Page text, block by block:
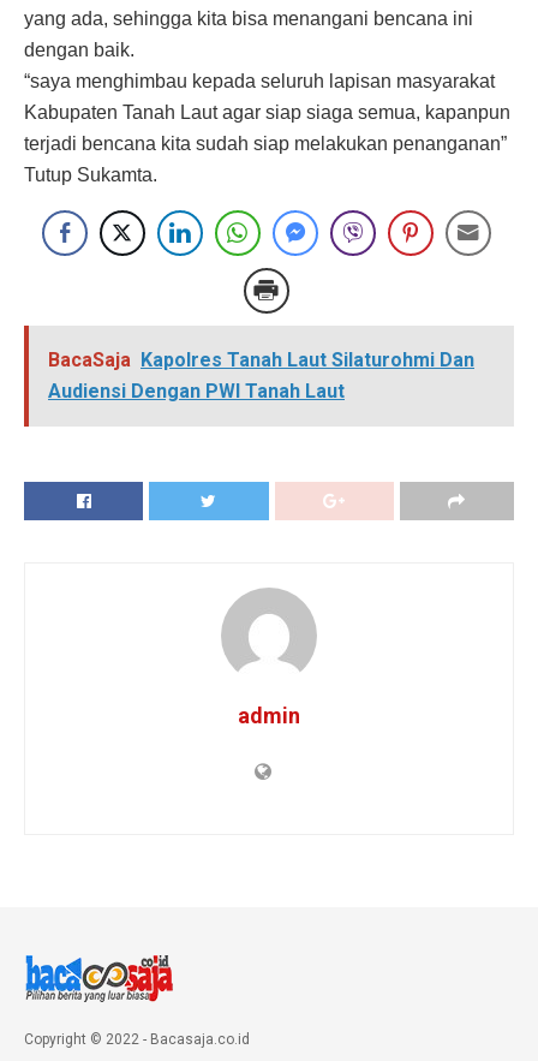
yang ada, sehingga kita bisa menangani bencana ini
dengan baik.
“saya menghimbau kepada seluruh lapisan masyarakat
Kabupaten Tanah Laut agar siap siaga semua, kapanpun
terjadi bencana kita sudah siap melakukan penanganan”
Tutup Sukamta.
BacaSaja Kapolres Tanah Laut Silaturohmi Dan
Audiensi Dengan PWI Tanah Laut
admin
Copyright © 2022 - Bacasaja.co.id